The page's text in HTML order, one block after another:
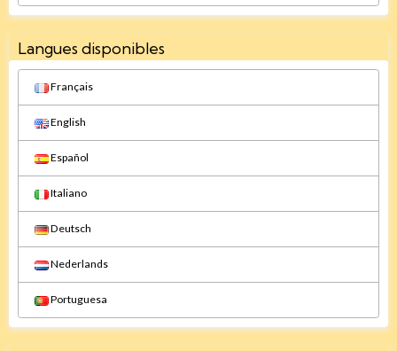
Langues disponibles
Français
English
Español
Italiano
Deutsch
Nederlands
Portuguesa